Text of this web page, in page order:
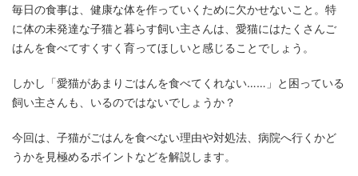
毎日の食事は、健康な体を作っていくために欠かせないこと。特
に体の未発達な子猫と暮らす飼い主さんは、愛猫にはたくさんご
はんを食べてすくすく育ってほしいと感じることでしょう。
しかし「愛猫があまりごはんを食べてくれない……」と困っている
飼い主さんも、いるのではないでしょうか？
今回は、子猫がごはんを食べない理由や対処法、病院へ行くかど
うかを見極めるポイントなどを解説します。